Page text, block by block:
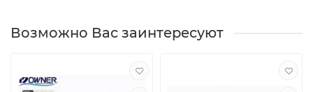
Возможно Вас заинтересуют